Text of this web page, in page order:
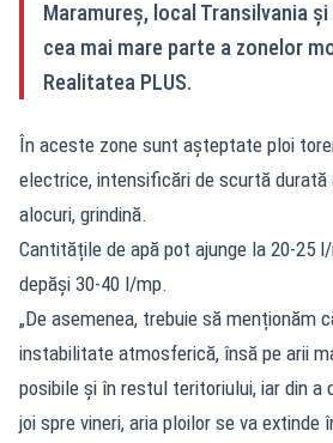
Maramureș, local Transilvania
cea mai mare parte a zonelor
Realitatea PLUS.
În aceste zone sunt așteptate ploi
electrice, intensificări de scurtă durată
alocuri, grindină.
Cantitățile de apă pot ajunge la 20-25
depăși 30-40 l/mp.
„De asemenea, trebuie să menționăm
instabilitate atmosferică, însă pe arii
posibile și în restul teritoriului, iar din a
joi spre vineri, aria ploilor se va extinde